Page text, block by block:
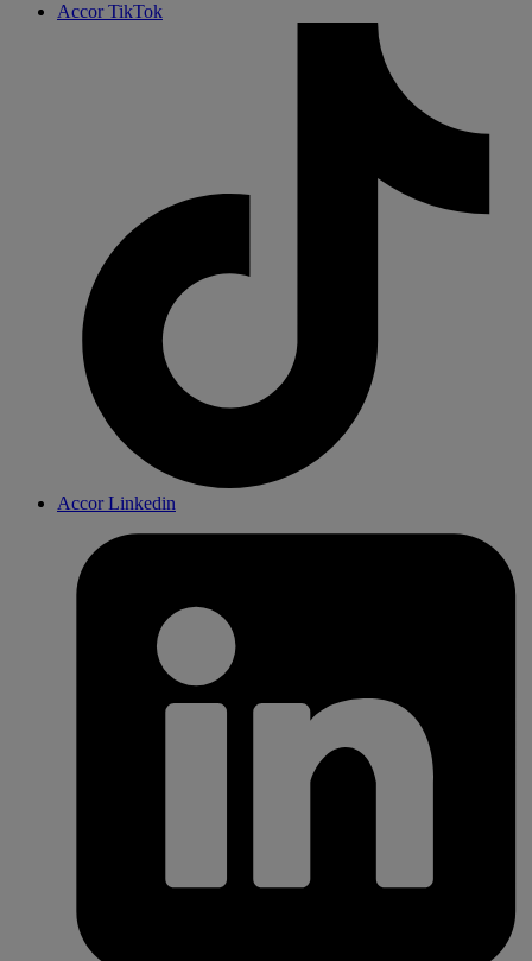
Accor TikTok
Accor Linkedin